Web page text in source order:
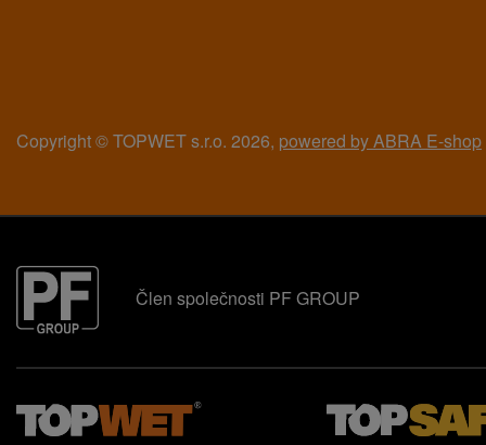
Copyright © TOPWET s.r.o. 2026, powered by ABRA E-shop
Člen společnosti PF GROUP